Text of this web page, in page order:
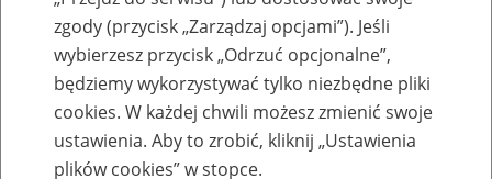
Baza zlikwidowanych lub
przekształconych zakładów pracy
zgody (przycisk „Zarządzaj opcjami”). Jeśli
wybierzesz przycisk „Odrzuć opcjonalne”,
będziemy wykorzystywać tylko niezbędne pliki
cookies. W każdej chwili możesz zmienić swoje
ustawienia. Aby to zrobić, kliknij „Ustawienia
plików cookies” w stopce.